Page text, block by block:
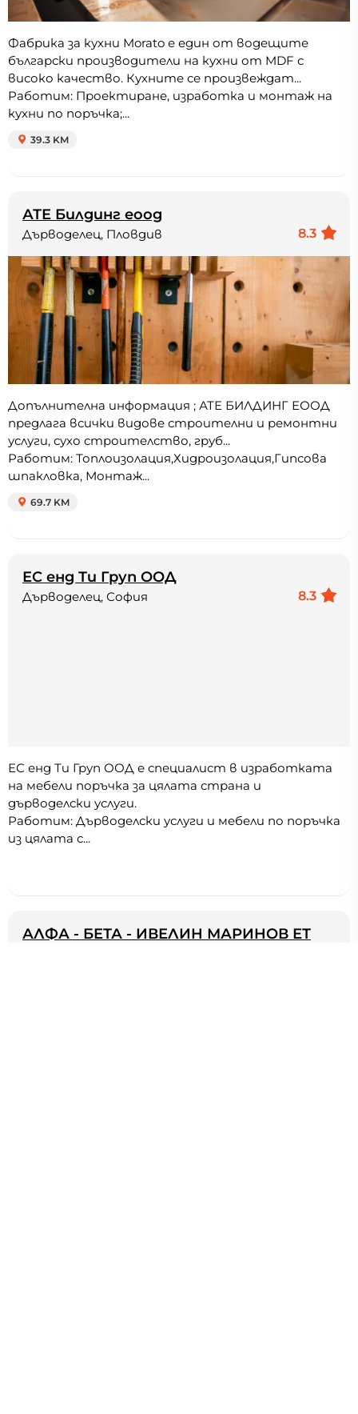
Фабрика за кухни Morato е един от водещите
български производители на кухни от MDF с
високо качество. Кухните се произвеждат...
Работим: Проектиране, изработка и монтаж на
кухни по поръчка;...
39.3 KM
АТЕ Билдинг еоод
8.3
Дърводелец, Пловдив
Допълнителна информация ; АТЕ БИЛДИНГ ЕООД
предлага всички видове строителни и ремонтни
услуги, сухо строителство, груб...
Работим: Топлоизолация,Хидроизолация,Гипсова
шпакловка, Монтаж...
69.7 KM
ЕС енд Ти Груп ООД
8.3
Дърводелец, София
ЕС енд Ти Груп ООД е специалист в изработката
на мебели поръчка за цялата страна и
дърводелски услуги.
Работим: Дърводелски услуги и мебели по поръчка
из цялата с...
АЛФА - БЕТА - ИВЕЛИН МАРИНОВ ЕТ